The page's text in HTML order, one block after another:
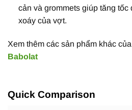
cản và grommets giúp tăng tốc
xoáy của vợt.
Xem thêm các sản phẩm khác
Babolat
Quick Comparison